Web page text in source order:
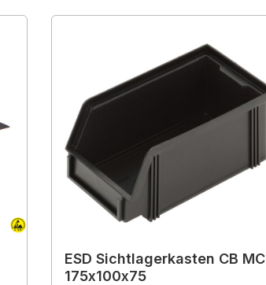
ESD Sichtlagerkasten CB MC
175x100x75